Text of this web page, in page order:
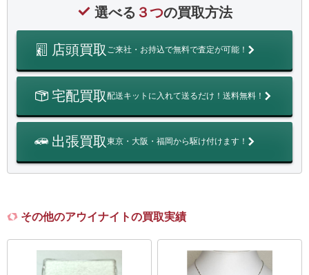
選べる ３つの買取方法
店頭買取 ご来社・お持込で無料で査定が可能！
宅配買取配送キットに入れて送るだけ！送料無料！
出張買取東京・大阪・福岡から駆け付けます！
その他のアウイナイトの買取実績